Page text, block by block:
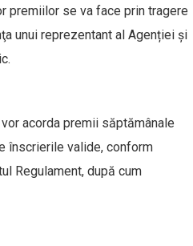
premiilor se va face prin tragere
unui reprezentant al Agenției și
acorda premii săptămânale
înscrierile valide, conform
Regulament, după cum